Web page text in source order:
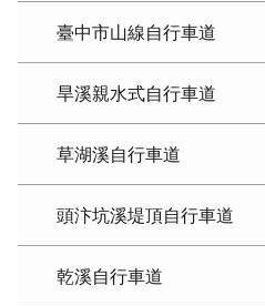
臺中市山線自行車道
旱溪親水式自行車道
草湖溪自行車道
頭汴坑溪堤頂自行車道
乾溪自行車道